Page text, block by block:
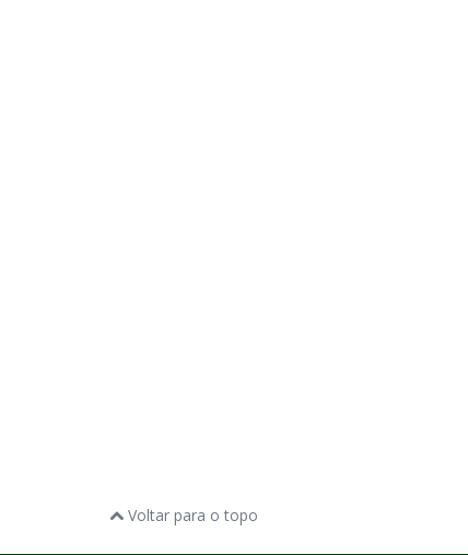
Voltar para o topo